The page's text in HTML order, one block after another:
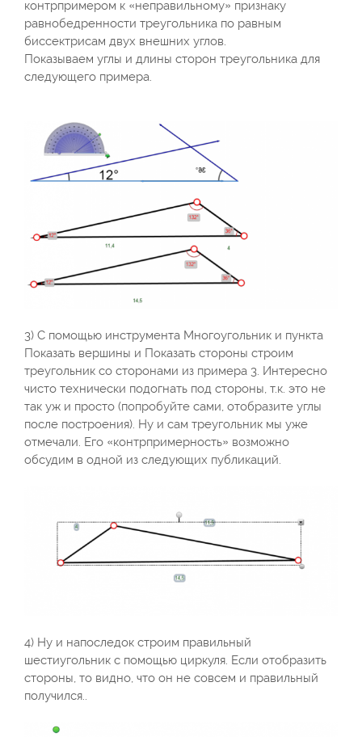
контрпримером к «неправильному» признаку
равнобедренности треугольника по равным
биссектрисам двух внешних углов.
Показываем углы и длины сторон треугольника для
следующего примера.
3) С помощью инструмента Многоугольник и пункта
Показать вершины и Показать стороны строим
треугольник со сторонами из примера 3. Интересно
чисто технически подогнать под стороны, т.к. это не
так уж и просто (попробуйте сами, отобразите углы
после построения). Ну и сам треугольник мы уже
отмечали. Его «контрпримерность» возможно
обсудим в одной из следующих публикаций.
4) Ну и напоследок строим правильный
шестиугольник с помощью циркуля. Если отобразить
стороны, то видно, что он не совсем и правильный
получился..